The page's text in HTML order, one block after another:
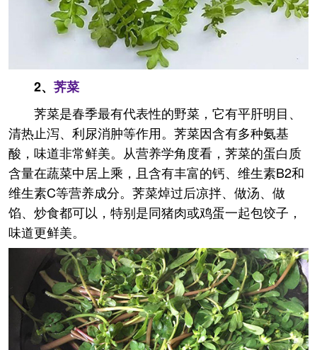
2、荠菜
荠菜是春季最有代表性的野菜，它有平肝明目、
清热止泻、利尿消肿等作用。荠菜因含有多种氨基
酸，味道非常鲜美。从营养学角度看，荠菜的蛋白质
含量在蔬菜中居上乘，且含有丰富的钙、维生素B2和
维生素C等营养成分。荠菜焯过后凉拌、做汤、做
馅、炒食都可以，特别是同猪肉或鸡蛋一起包饺子，
味道更鲜美。